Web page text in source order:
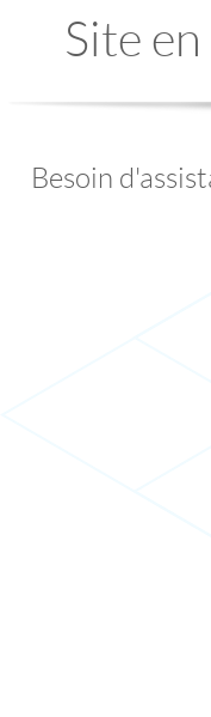
Site
Besoin